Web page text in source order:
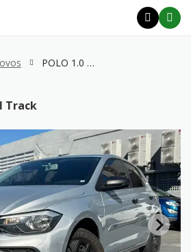
POLO 1.0 MPI Track
Track